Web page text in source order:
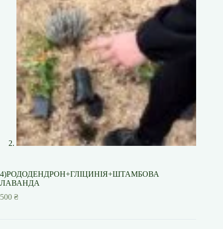
4)РОДОДЕНДРОН+ГЛІЦИНІЯ+ШТАМБОВА
ЛАВАНДА
500 ₴